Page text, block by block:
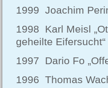
1999 Joachim
1998 Karl Meisl
geheilte Eifersucht“
1997 Dario Fo
1996 Thomas